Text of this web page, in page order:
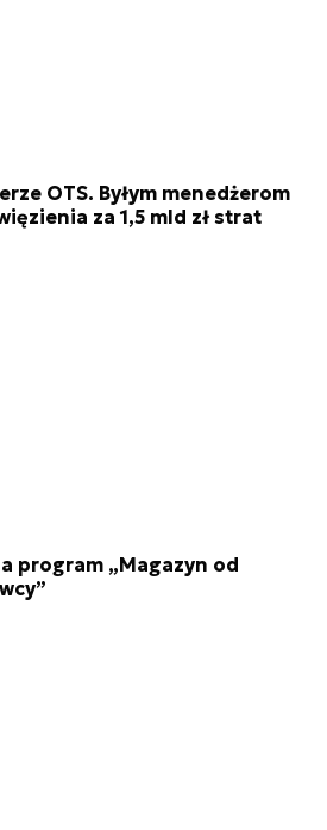
OTS. Byłym menedżerom
za 1,5 mld zł strat
program „Magazyn od